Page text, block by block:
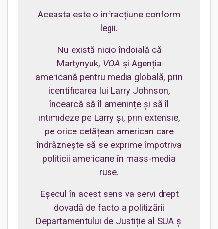
Aceasta este o infracțiune conform
legii.
Nu există nicio îndoială că
Martynyuk, VOA și Agenția
americană pentru media globală, prin
identificarea lui Larry Johnson,
încearcă să îl amenințe și să îl
intimideze pe Larry și, prin extensie,
pe orice cetățean american care
îndrăznește să se exprime împotriva
politicii americane în mass-media
ruse.
Eșecul în acest sens va servi drept
dovadă de facto a politizării
Departamentului de Justiție al SUA și